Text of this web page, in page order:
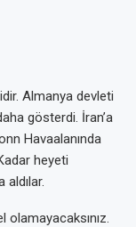
Almanya devleti
gösterdi. İran’a
Havaalanında
heyeti
olamayacaksınız.